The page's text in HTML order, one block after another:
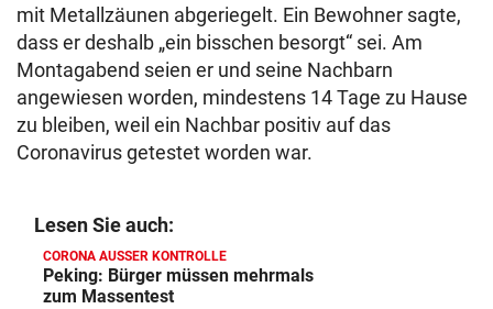
mit Metallzäunen abgeriegelt. Ein Bewohner sagte,
dass er deshalb „ein bisschen besorgt“ sei. Am
Montagabend seien er und seine Nachbarn
angewiesen worden, mindestens 14 Tage zu Hause
zu bleiben, weil ein Nachbar positiv auf das
Coronavirus getestet worden war.
Lesen Sie auch:
CORONA AUSSER KONTROLLE
Peking: Bürger müssen mehrmals
zum Massentest